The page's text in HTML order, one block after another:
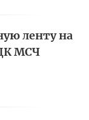
ленту на
МСЧ